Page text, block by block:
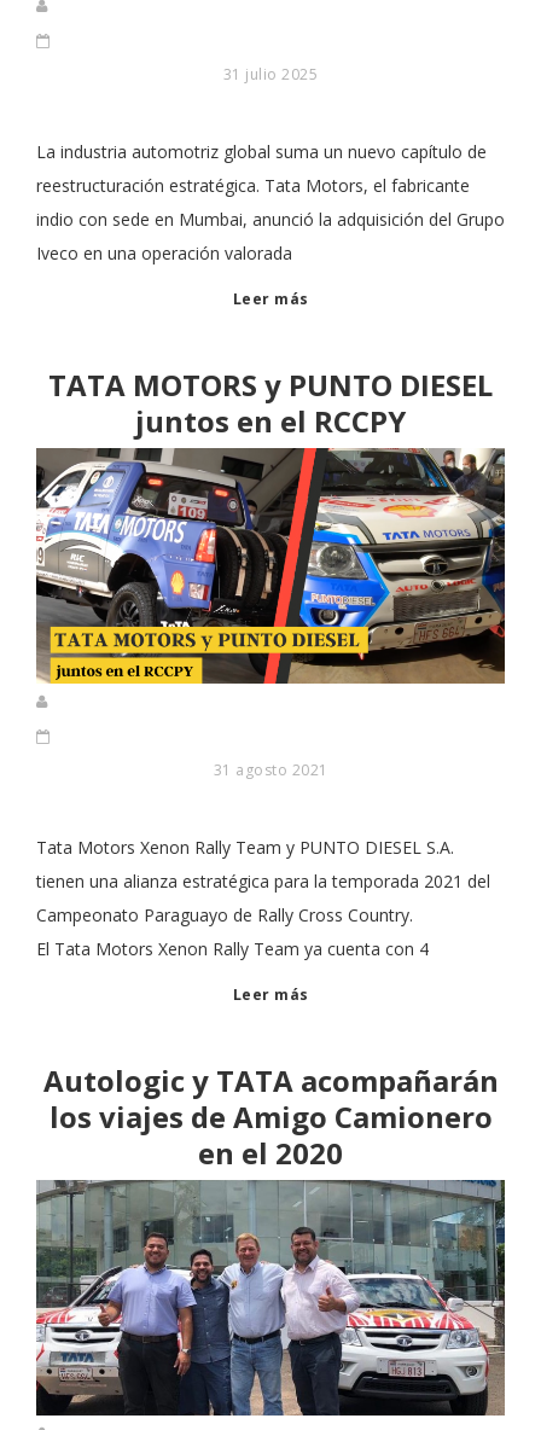
31 julio 2025
La industria automotriz global suma un nuevo capítulo de
reestructuración estratégica. Tata Motors, el fabricante
indio con sede en Mumbai, anunció la adquisición del Grupo
Iveco en una operación valorada
Leer más
TATA MOTORS y PUNTO DIESEL
juntos en el RCCPY
31 agosto 2021
Tata Motors Xenon Rally Team y PUNTO DIESEL S.A.
tienen una alianza estratégica para la temporada 2021 del
Campeonato Paraguayo de Rally Cross Country.
El Tata Motors Xenon Rally Team ya cuenta con 4
Leer más
Autologic y TATA acompañarán
los viajes de Amigo Camionero
en el 2020